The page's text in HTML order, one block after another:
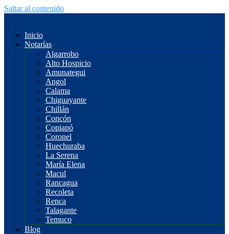
Saltar al contenido
Inicio
Notarías
Algarrobo
Alto Hospicio
Amunategui
Angol
Calama
Chiguayante
Chillán
Concón
Copiapó
Coronel
Huechuraba
La Serena
María Elena
Macul
Rancagua
Recoleta
Renca
Talagante
Temuco
Blog